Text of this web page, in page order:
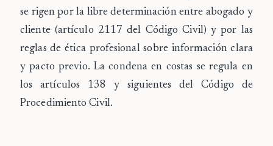
se rigen por la libre determinación entre abogado y
cliente (artículo 2117 del Código Civil) y por las
reglas de ética profesional sobre información clara
y pacto previo. La condena en costas se regula en
los artículos 138 y siguientes del Código de
Procedimiento Civil.